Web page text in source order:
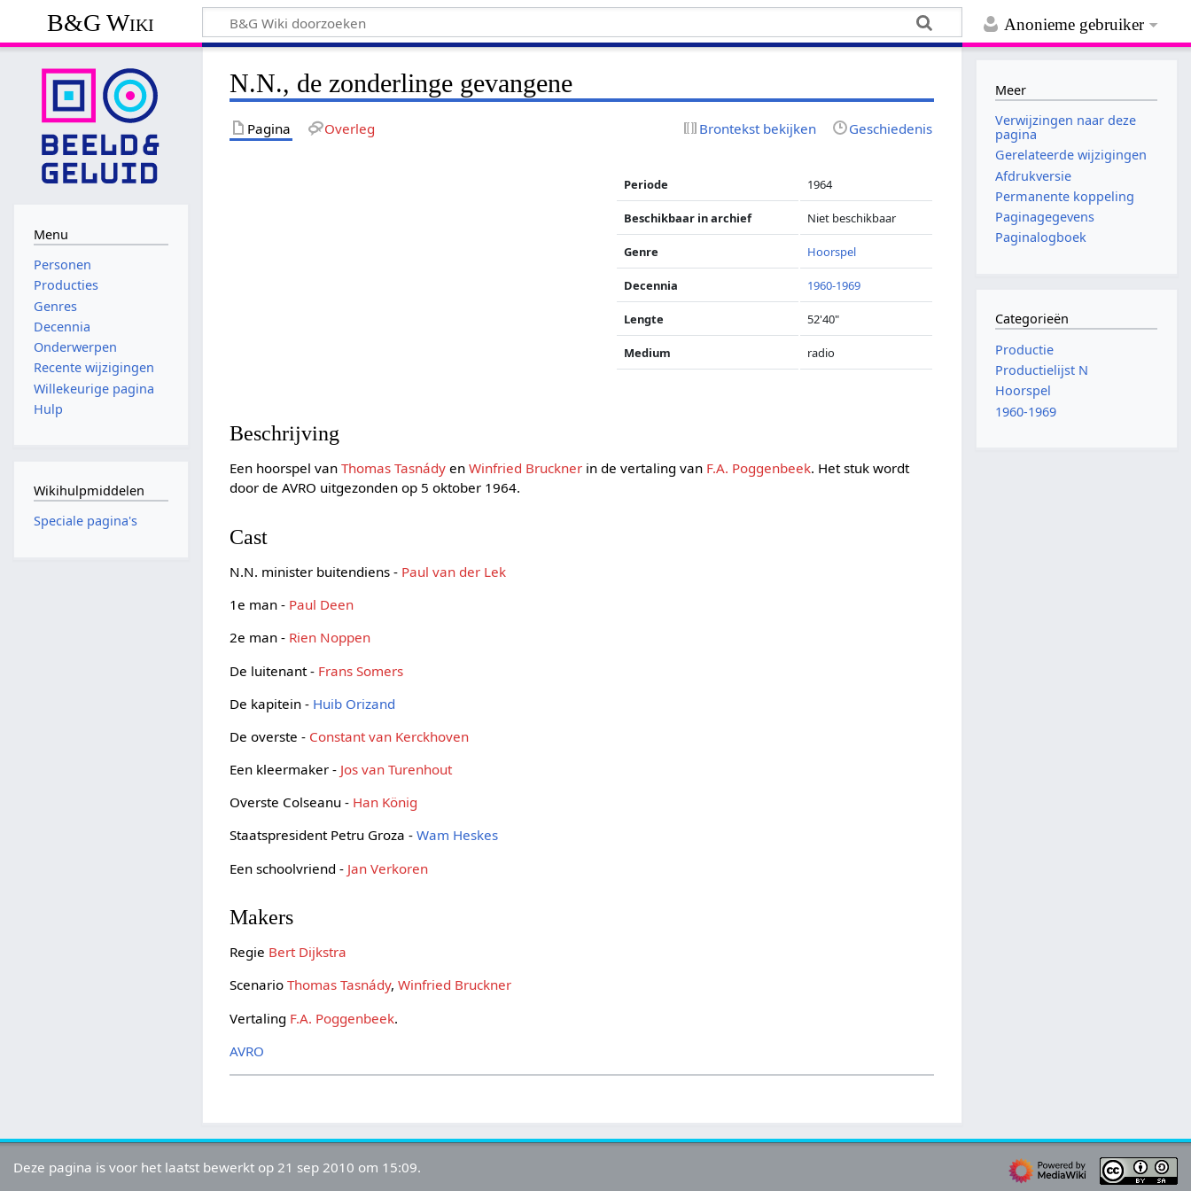
Anonieme gebruiker
B&G Wiki
N.N., de zonderlinge gevangene
Pagina Overleg Brontekst bekijken Geschiedenis
Periode 1964
Beschikbaar in archief Niet beschikbaar
Genre Hoorspel
Decennia 1960-1969
Lengte 52'40"
Medium radio
Beschrijving
Een hoorspel vanThomas Tasnády enWinfried Bruckner in de vertaling van F.A. Poggenbeek. Het stuk wordt
door de AVRO uitgezonden op 5 oktober 1964.
Cast
N.N. minister buitendiens - Paul van der Lek
1e man - Paul Deen
2e man - Rien Noppen
De luitenant - Frans Somers
De kapitein - Huib Orizand
De overste - Constant van Kerckhoven
Een kleermaker - Jos van Turenhout
Overste Colseanu - Han König
Staatspresident Petru Groza -Wam Heskes
Een schoolvriend - Jan Verkoren
Makers
Regie Bert Dijkstra
ScenarioThomas Tasnády,Winfried Bruckner
Vertaling F.A. Poggenbeek.
AVRO
Menu
Personen
Producties
Genres
Decennia
Onderwerpen
Recente wijzigingen
Willekeurige pagina
Hulp
Wikihulpmiddelen
Speciale pagina's
Meer
Verwijzingen naar deze
pagina
Gerelateerde wijzigingen
Afdrukversie
Permanente koppeling
Paginagegevens
Paginalogboek
Categorieën
Productie
Productielijst N
Hoorspel
1960-1969
Deze pagina is voor het laatst bewerkt op 21 sep 2010 om 15:09.